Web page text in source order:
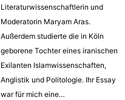
Literaturwissenschaftlerin und
Moderatorin Maryam Aras.
Außerdem studierte die in Köln
geborene Tochter eines iranischen
Exilanten Islamwissenschaften,
Anglistik und Politologie. Ihr Essay
war für mich eine…